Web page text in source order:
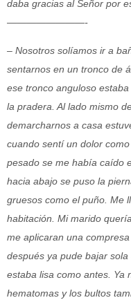
daba gracias al Señor por
————————-
– Nosotros solíamos ir a
sentarnos en un tronco de
ese tronco anguloso
la pradera. Al lado mismo
demarcharnos a casa
cuando sentí un dolor
pesado se me había caído
hacia abajo se puso la
gruesos como el puño. Me
habitación. Mi marido
me aplicaran una
después ya pude bajar
estaba lisa como antes. Ya
hematomas y los bultos